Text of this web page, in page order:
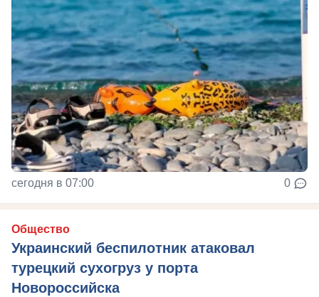
сегодня в 07:00 0
Общество
Украинский беспилотник атаковал
турецкий сухогруз у порта
Новороссийска